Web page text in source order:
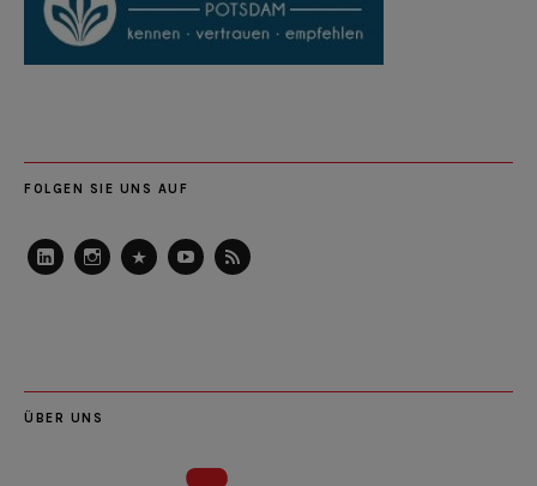
FOLGEN SIE UNS AUF
ÜBER UNS